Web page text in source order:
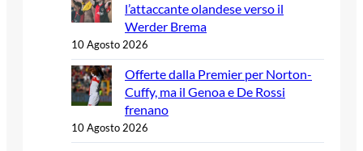
l’attaccante olandese verso il
Werder Brema
10 Agosto 2026
Offerte dalla Premier per Norton-
Cuffy, ma il Genoa e De Rossi
frenano
10 Agosto 2026